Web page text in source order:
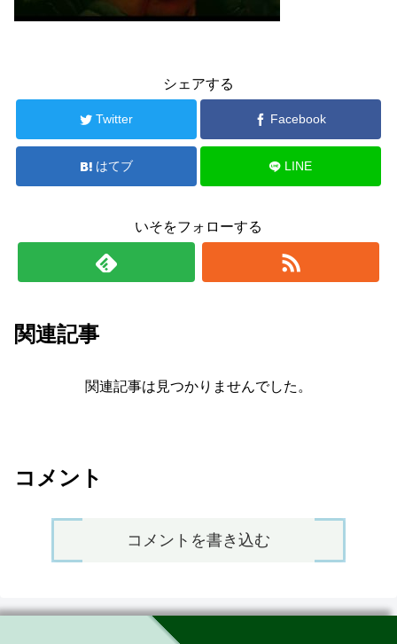
シェアする
Twitter Facebook
はてブ LINE
いそをフォローする
関連記事
関連記事は見つかりませんでした。
コメント
コメントを書き込む